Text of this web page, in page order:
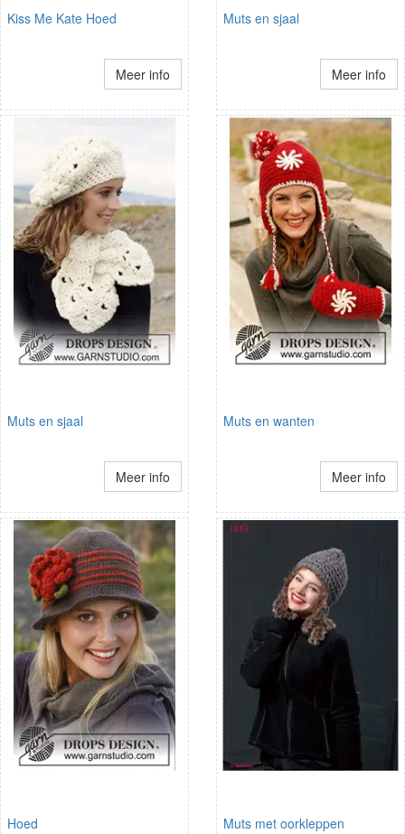
Kiss Me Kate Hoed
Meer info
Muts en sjaal
Meer info
Muts en sjaal
Meer info
Muts en wanten
Meer info
Hoed Muts met oorkleppen